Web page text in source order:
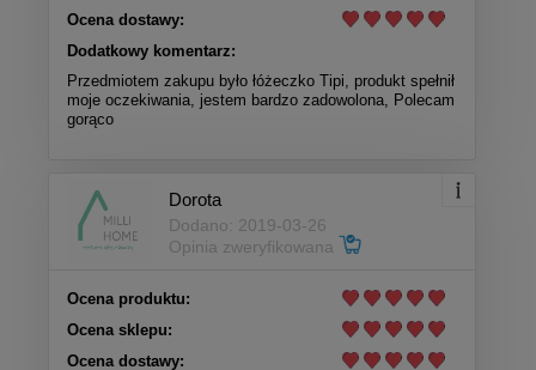
Ocena dostawy:
Dodatkowy komentarz:
Przedmiotem zakupu było łóżeczko Tipi, produkt spełnił
moje oczekiwania, jestem bardzo zadowolona, Polecam
gorąco
Dorota
Dodano: 2019-03-26
Opinia zweryfikowana
Ocena produktu:
Ocena sklepu:
Ocena dostawy: